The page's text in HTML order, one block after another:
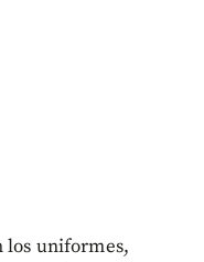
los uniformes,